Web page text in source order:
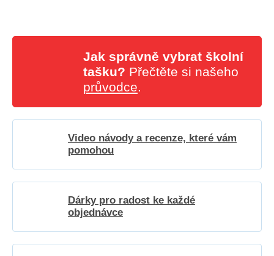
Jak správně vybrat školní
tašku? Přečtěte si našeho
průvodce.
Video návody a recenze, které vám
pomohou
Dárky pro radost ke každé
objednávce